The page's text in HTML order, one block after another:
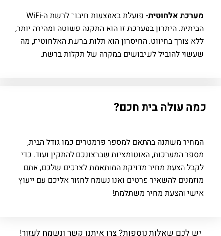
אלחוטית-
פועלת באמצעות חיבור לרשת ה-WiFi
היתרון במערכת זו הוא התקנה פשוטה ומהירה יותר,
בחיווט. החיסרון הוא תלות ברשת האלחוטית, מה
להוביל לשיבושים במקרה של תקלות ברשת.
בית חכם?
משתנה בהתאם למספר פרמטרים כמו גודל הבית,
האוטומציות שברצונכם להתקין ועוד. כדי
מחיר מדויקת המותאמת לצרכים שלכם, אתם
להשאיר פרטים ואנו נשמח לחזור אליכם עם ייעוץ
מחיר משתלמת!
שאלות נוספות? צרו איתנו קשר ונשמח לעזור!